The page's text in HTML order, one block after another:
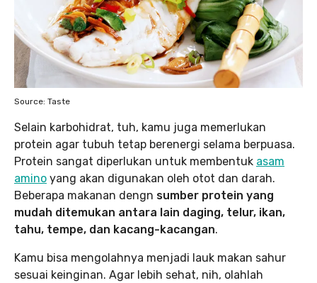
Source: Taste
Selain karbohidrat, tuh, kamu juga memerlukan
protein agar tubuh tetap berenergi selama berpuasa.
Protein sangat diperlukan untuk membentuk asam
amino yang akan digunakan oleh otot dan darah.
Beberapa makanan dengn sumber protein yang
mudah ditemukan antara lain daging, telur, ikan,
tahu, tempe, dan kacang-kacangan.
Kamu bisa mengolahnya menjadi lauk makan sahur
sesuai keinginan. Agar lebih sehat, nih, olahlah